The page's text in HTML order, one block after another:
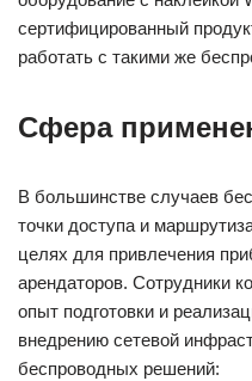
сертифицированный
работать с такими же
Сфера
В большинстве случаев
точки доступа и
целях для привлечения
арендаторов. Сотрудники
опыт подготовки и
внедрению сетевой
беспроводных решений: